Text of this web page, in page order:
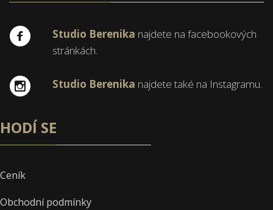
Studio Berenika najdete na facebookových
stránkách.
Studio Berenika najdete také na Instagramu.
HODÍ SE
Ceník
Obchodní podmínky